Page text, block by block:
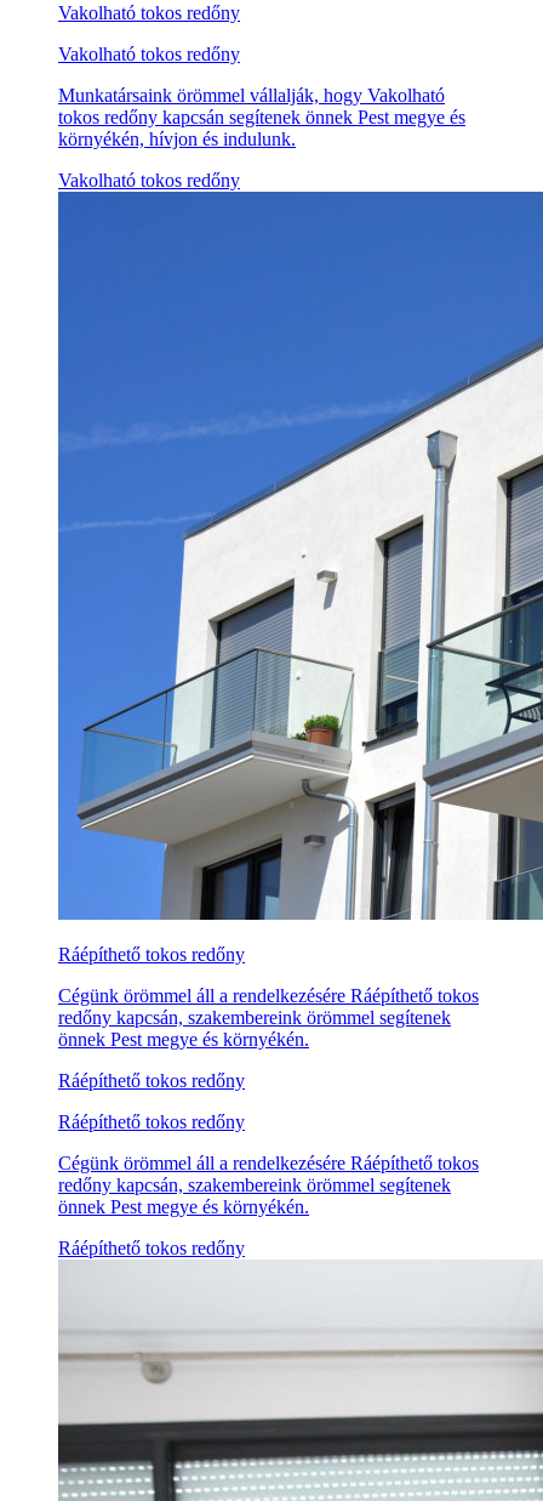
Vakolható tokos redőny
Vakolható tokos redőny
Munkatársaink örömmel vállalják, hogy Vakolható
tokos redőny kapcsán segítenek önnek Pest megye és
környékén, hívjon és indulunk.
Vakolható tokos redőny
Ráépíthető tokos redőny
Cégünk örömmel áll a rendelkezésére Ráépíthető tokos
redőny kapcsán, szakembereink örömmel segítenek
önnek Pest megye és környékén.
Ráépíthető tokos redőny
Ráépíthető tokos redőny
Cégünk örömmel áll a rendelkezésére Ráépíthető tokos
redőny kapcsán, szakembereink örömmel segítenek
önnek Pest megye és környékén.
Ráépíthető tokos redőny